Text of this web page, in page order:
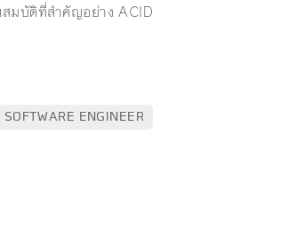
บัติที่สำคัญอย่าง ACID
SOFTWARE ENGINEER